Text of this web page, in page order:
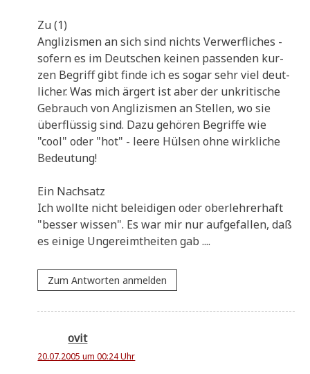
Zu (1)
Angli­zis­men an sich sind nichts Ver­werf­li­ches -
sofern es im Deut­schen kei­nen pas­sen­den kur­
zen Begriff gibt fin­de ich es sogar sehr viel deut­
li­cher. Was mich ärgert ist aber der unkri­ti­sche
Gebrauch von Angli­zis­men an Stel­len, wo sie
über­flüs­sig sind. Dazu gehö­ren Begrif­fe wie
"cool" oder "hot" - lee­re Hül­sen ohne wirk­li­che
Bedeutung!
Ein Nach­satz
Ich woll­te nicht belei­di­gen oder ober­leh­rer­haft
"bes­ser wis­sen". Es war mir nur auf­ge­fal­len, daß
es eini­ge Unge­reimt­hei­ten gab ....
Zum Antworten anmelden
ovit
20.07.2005 um 00:24 Uhr